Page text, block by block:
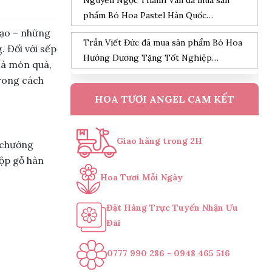
– những
Đối với sếp
món quà,
cách
gỗ hàn
phẩm Bó Hoa Pastel Hàn Quốc
09/08/2026
Trần Viết Đức đã mua sản phẩm Bó Hoa
Hướng Dương Tặng Tốt Nghiệp
Đỗ Hoàng Nam đã mua sản phẩm Kệ
Hoa Khai Trương Tone Hồng
09/08/2026
Nguyễn Minh Hiếu đã mua sản phẩm Kệ
Hoa Tang Lễ Cao Cấp09/08/2026
Trần Phước Hưng đã mua sản phẩm
chậu lan hồ điệp vàng 9 cành
09/08/2026
Nguyễn Thanh Bình đã mua sản phẩm
Bó hoa dâu tây kết hợp Cherry
09/08/2026
Bùi Đức Trung đã mua sản phẩm Lẵng
HOA TƯƠI ANGEL CAM KẾT
Giao hàng trong 2H
Hoa Tươi Mỗi Ngày
Đặt Hàng Trực Tuyến Nhận Ưu
Đãi
0777 990 286 - 0948 465 516